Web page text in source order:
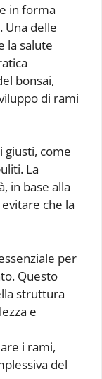
in forma
Una delle
la salute
bonsai,
di rami
giusti, come
La
in base alla
che la
per
Questo
struttura
e
i rami,
del